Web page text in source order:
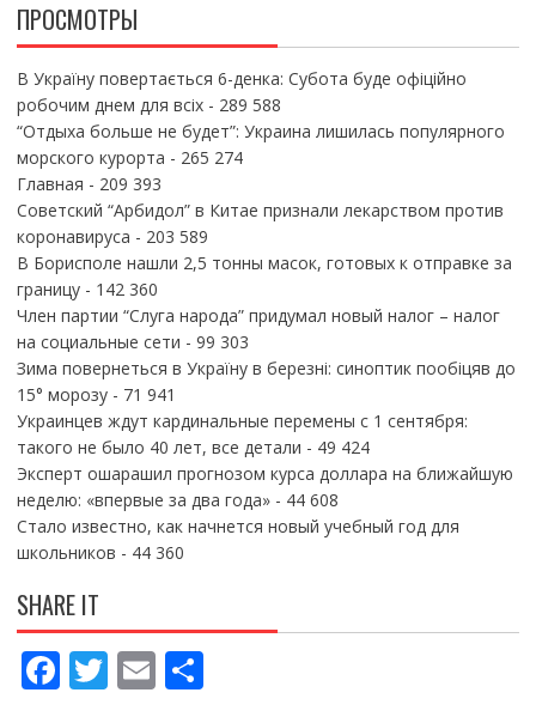
ПРОСМОТРЫ
В Україну повертається 6-денка: Субота буде офіційно
робочим днем для всіх- 289 588
“Отдыха больше не будет”: Украина лишилась популярного
морского курорта - 265 274
Главная - 209 393
Советский “Арбидол” в Китае признали лекарством против
коронавируса - 203 589
В Борисполе нашли 2,5 тонны масок, готовых к отправке за
границу- 142 360
Член партии “Слуга народа” придумал новый налог – налог
на социальные сети - 99 303
Зима повернеться в Україну в березні: синоптик пообіцяв до
15° морозу- 71 941
Украинцев ждут кардинальные перемены с 1 сентября:
такого не было 40 лет, все детали - 49 424
Эксперт ошарашил прогнозом курса доллара на ближайшую
неделю: «впервые за два года»- 44 608
Стало известно, как начнется новый учебный год для
школьников - 44 360
SHARE IT
F T E П